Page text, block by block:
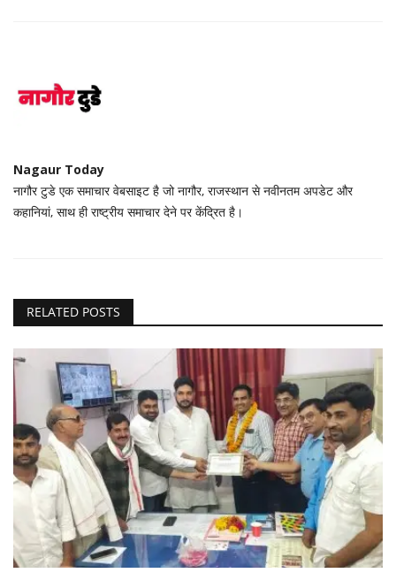
Nagaur Today
नागौर टुडे एक समाचार वेबसाइट है जो नागौर, राजस्थान से नवीनतम अपडेट और
कहानियां, साथ ही राष्ट्रीय समाचार देने पर केंद्रित है।
RELATED POSTS